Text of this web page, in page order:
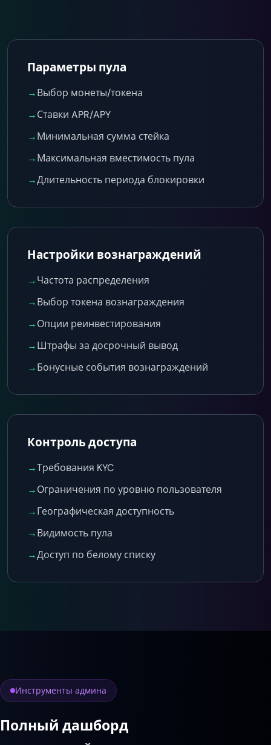
Параметры пула
→Выбор монеты/токена
→Ставки APR/APY
→Минимальная сумма стейка
→Максимальная вместимость пула
→Длительность периода блокировки
Настройки вознаграждений
→Частота распределения
→Выбор токена вознаграждения
→Опции реинвестирования
→Штрафы за досрочный вывод
→Бонусные события вознаграждений
Контроль доступа
→Требования KYC
→Ограничения по уровню пользователя
→Географическая доступность
→Видимость пула
→Доступ по белому списку
Инструменты админа
Полный дашборд